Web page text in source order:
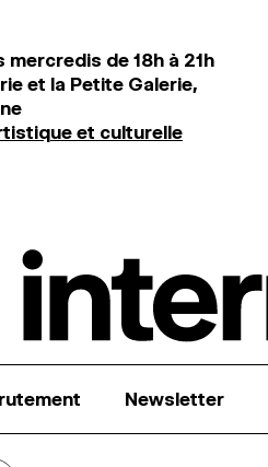
de 18h à 21h
et la Petite Galerie,
et culturelle
Newsletter